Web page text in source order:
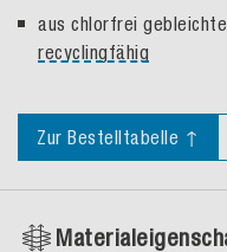
aus chlorfrei
recyclingfähig
Zur Bestelltabelle ↑